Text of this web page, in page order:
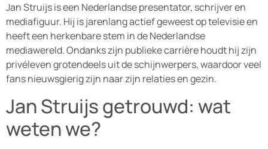
Jan Struijs is een Nederlandse presentator, schrijver en
mediafiguur. Hij is jarenlang actief geweest op televisie en
heeft een herkenbare stem in de Nederlandse
mediawereld. Ondanks zijn publieke carrière houdt hij zijn
privéleven grotendeels uit de schijnwerpers, waardoor veel
fans nieuwsgierig zijn naar zijn relaties en gezin.
Jan Struijs getrouwd: wat
weten we?